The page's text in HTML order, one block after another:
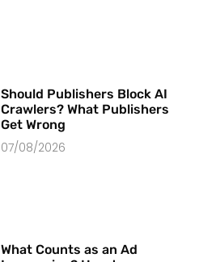
Should Publishers Block AI
Crawlers? What Publishers
Get Wrong
07/08/2026
What Counts as an Ad